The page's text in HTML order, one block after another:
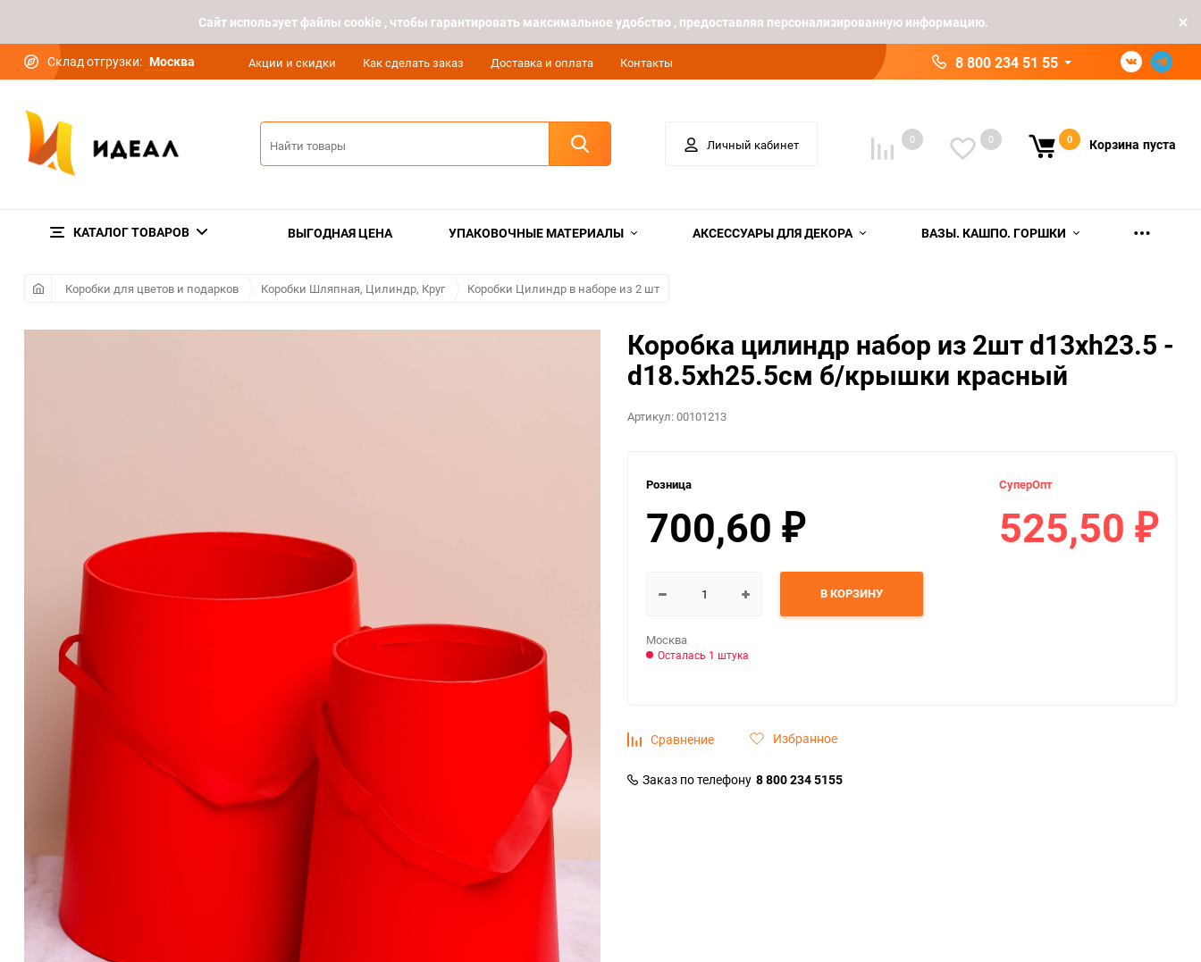
Cайт использует файлы cookie , чтобы гарантировать максимальное удобство , предоставляя персонализированную информацию.
Склад отгрузки: Москва Акции и скидки Как сделать заказ Доставка и оплата Контакты 8 800 234 51 55
Личный кабинет 0 0 0 Корзина пуста
КАТАЛОГ ТОВАРОВ ВЫГОДНАЯ ЦЕНА УПАКОВОЧНЫЕ МАТЕРИАЛЫ АКСЕССУАРЫ ДЛЯ ДЕКОРА ВАЗЫ. КАШПО. ГОРШКИ
Коробки для цветов и подарков Коробки Шляпная, Цилиндр, Круг Коробки Цилиндр в наборе из 2 шт
Коробка цилиндр набор из 2шт d13хh23.5 -
d18.5хh25.5см б/крышки красный
Артикул:00101213
Розница
700,60 ₽
СуперОпт
525,50 ₽
В КОРЗИНУ
Москва
Осталась 1 штука
Сравнение Избранное
Заказ по телефону 8 800 234 5155